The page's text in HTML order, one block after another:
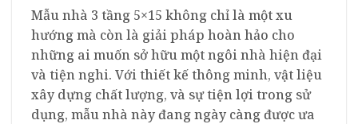
Mẫu nhà 3 tầng 5×15 không chỉ là một xu
hướng mà còn là giải pháp hoàn hảo cho
những ai muốn sở hữu một ngôi nhà hiện đại
và tiện nghi. Với thiết kế thông minh, vật liệu
xây dựng chất lượng, và sự tiện lợi trong sử
dụng, mẫu nhà này đang ngày càng được ưa